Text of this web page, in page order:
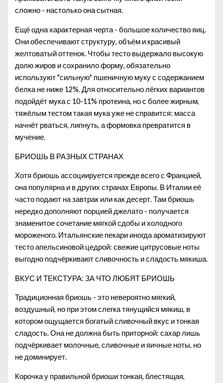
сложно - настолько она сытная.
Ещё одна характерная черта - большое количество яиц.
Они обеспечивают структуру, объём и красивый
желтоватый оттенок. Чтобы тесто выдержало высокую
долю жиров и сохранило форму, обязательно
используют "сильную" пшеничную муку с содержанием
белка не ниже 12%. Для относительно лёгких вариантов
подойдёт мука с 10-11% протеина, но с более жирным,
тяжёлым тестом такая мука уже не справится: масса
начнёт рваться, липнуть, а формовка превратится в
мучение.
БРИОШЬ В РАЗНЫХ СТРАНАХ
Хотя бриошь ассоциируется прежде всего с Францией,
она популярна и в других странах Европы. В Италии её
часто подают на завтрак или как десерт. Там бриошь
нередко дополняют порцией джелато - получается
знаменитое сочетание мягкой сдобы и холодного
мороженого. Итальянские пекари иногда ароматизируют
тесто апельсиновой цедрой: свежие цитрусовые ноты
выгодно подчёркивают сливочность и сладость мякиша.
ВКУС И ТЕКСТУРА: ЗА ЧТО ЛЮБЯТ БРИОШЬ
Традиционная бриошь - это невероятно мягкий,
воздушный, но при этом слегка тянущийся мякиш, в
котором ощущается богатый сливочный вкус и тонкая
сладость. Она не должна быть приторной: сахар лишь
подчёркивает молочные, сливочные и яичные ноты, но
не доминирует.
Корочка у правильной бриоши тонкая, блестящая,